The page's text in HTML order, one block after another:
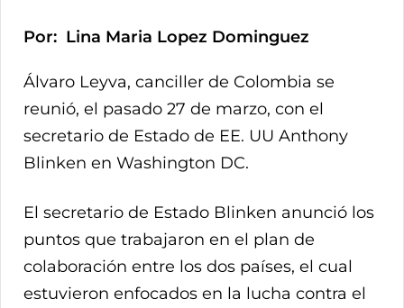
Por: Lina Maria Lopez Dominguez
Álvaro Leyva, canciller de Colombia se
reunió, el pasado 27 de marzo, con el
secretario de Estado de EE. UU Anthony
Blinken en Washington DC.
El secretario de Estado Blinken anunció los
puntos que trabajaron en el plan de
colaboración entre los dos países, el cual
estuvieron enfocados en la lucha contra el